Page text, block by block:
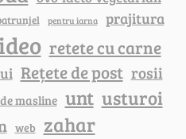
pentru iarna prajitura
retete cu carne
Rețete de post rosii
masline unt usturoi
web zahar